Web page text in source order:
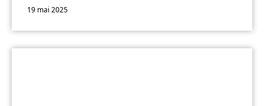
19 mai 2025